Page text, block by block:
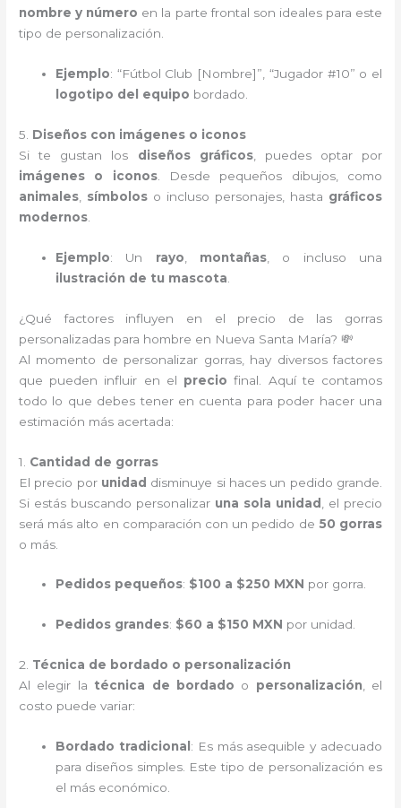
nombre y número en la parte frontal son ideales para este
tipo de personalización.
Ejemplo: “Fútbol Club [Nombre]”, “Jugador #10” o el
logotipo del equipo bordado.
5. Diseños con imágenes o iconos
Si te gustan los diseños gráficos, puedes optar por
imágenes o iconos. Desde pequeños dibujos, como
animales
símbolos o incluso personajes, hasta gráficos
modernos
Ejemplo: Un rayo montañas , o incluso una
ilustración de tu mascota
¿Qué factores influyen en el precio de las gorras
personalizadas para hombre en Nueva Santa María? 💸
Al momento de personalizar gorras, hay diversos factores
que pueden influir en el precio final. Aquí te contamos
todo lo que debes tener en cuenta para poder hacer una
estimación más acertada:
1. Cantidad de gorras
El precio por unidad disminuye si haces un pedido grande.
Si estás buscando personalizar una sola unidad , el precio
será más alto en comparación con un pedido de 50 gorras
o más.
Pedidos pequeños: $100 a $250 MXN por gorra.
Pedidos grandes: $60 a $150 MXN por unidad.
2. Técnica de bordado o personalización
Al elegir la técnica de bordado o personalización , el
costo puede variar:
Bordado tradicional : Es más asequible y adecuado
para diseños simples. Este tipo de personalización es
el más económico.